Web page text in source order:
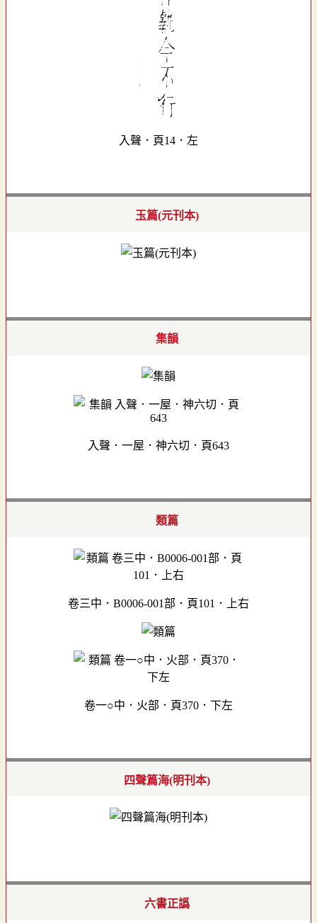
入聲．頁14．左
玉篇(元刊本)
集韻
入聲．一屋．神六切．頁643
類篇
卷三中．B0006-001部．頁101．上右
卷一○中．火部．頁370．下左
四聲篇海(明刊本)
六書正譌